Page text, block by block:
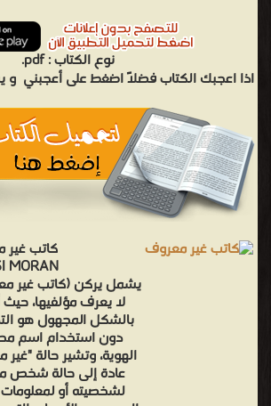
نوع الكتاب :pdf.
اذا اعجبك الكتاب فضلاً اضغط على أعجبني و
كاتب
MORAN
يشمل يركن (كاتب غير
لا يعرف مؤلفيها،
بالشكل المجهول هو
دون استخدام اسم
الهوية، وتشير حالة
عادة إلى حالة شخص
لشخصيته أو